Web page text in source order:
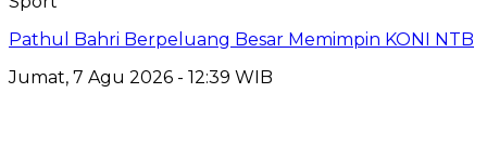
Pathul Bahri Berpeluang Besar Memimpin KONI NTB
Jumat, 7 Agu 2026 - 12:39 WIB